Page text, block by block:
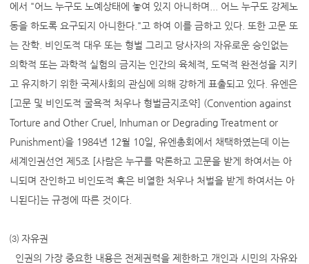
에서 "어느 누구도 노예상태에 놓여 있지 아니하며... 어느 누구도 강제노
동을 하도록 요구되지 아니한다."고 하여 이를 금하고 있다. 또한 고문 또
는 잔학. 비인도적 대우 또는 형벌 그리고 당사자의 자유로운 승인없는
의학적 또는 과학적 실험의 금지는 인간의 육체적, 도덕적 완전성을 지키
고 유지하기 위한 국제사회의 관심에 의해 강하게 표출되고 있다. 유엔은
[고문 및 비인도적 굴욕적 처우나 형벌금지조약] (Convention against
Torture and Other Cruel, Inhuman or Degrading Treatment or
Punishment)을 1984년 12월 10일, 유엔총회에서 채택하였는데 이는
세계인권선언 제5조 [사람은 누구를 막론하고 고문을 받게 하여서는 아
니되며 잔인하고 비인도적 혹은 비열한 처우나 처벌을 받게 하여서는 아
니된다]는 규정에 따른 것이다.
⑶ 자유권
인권의 가장 중요한 내용은 전제권력을 제한하고 개인과 시민의 자유와